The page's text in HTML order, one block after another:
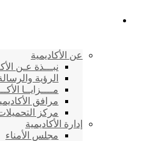
عن الأكاديمية
نبـــذة عـن
الرؤية
مــــزايــا
مرافق
مركز
إدارة الأكاديمية
مجلس الأمناء